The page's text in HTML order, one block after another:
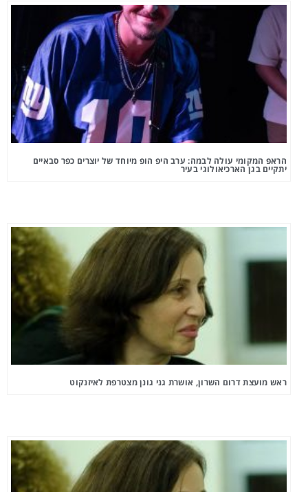
הראפ המקומי עולה לבמה: ערב היפ הופ מיוחד של יוצרים כפר סבאיים
יתקיים בגן הארכיאולוגי בעיר
ראש מועצת דרום השרון, אושרת גני גונן מצטרפת לאיזנקוט